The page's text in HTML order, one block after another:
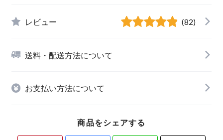
レビュー (82)
送料・配送方法について
お支払い方法について
商品をシェアする